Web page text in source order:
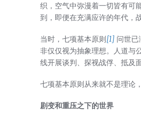
织，空气中弥漫着一切皆有可
到，即便在充满应许的年代，
当时，七项基本原则[1] 问世已
非仅仅视为抽象理想。人道
线开展谈判、探视战俘、抵及
七项基本原则从来就不是理论
剧变和重压之下的世界